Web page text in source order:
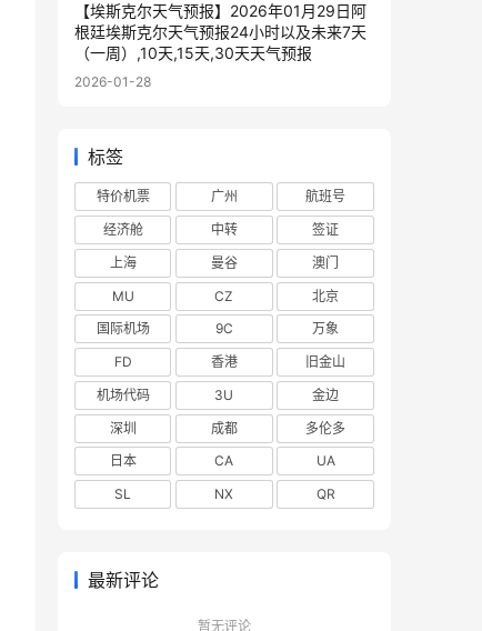
【埃斯克尔天气预报】2026年01月29日阿
根廷埃斯克尔天气预报24小时以及未来7天
（一周）,10天,15天,30天天气预报
2026-01-28
标签
特价机票 广州
航班号
经济舱
中转
签证
上海
曼谷
澳门
MU
CZ
北京
国际机场
9C
万象
FD
香港
旧金山
机场代码
3U
金边
深圳
成都
多伦多
日本
CA
UA
SL
NX QR
最新评论
暂无评论